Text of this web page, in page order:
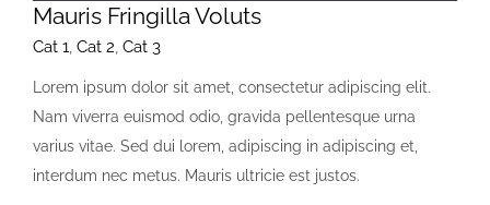
Mauris Fringilla Voluts
Cat 1, Cat 2, Cat 3
Lorem ipsum dolor sit amet, consectetur adipiscing elit.
Nam viverra euismod odio, gravida pellentesque urna
varius vitae. Sed dui lorem, adipiscing in adipiscing et,
interdum nec metus. Mauris ultricie est justos.